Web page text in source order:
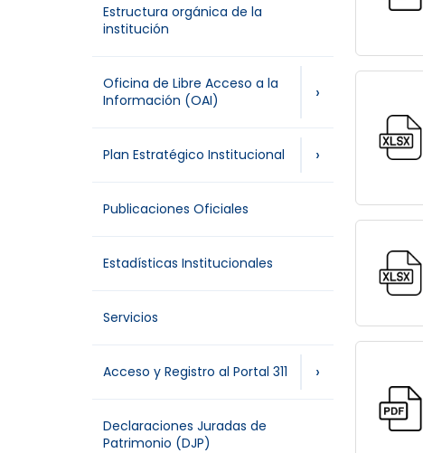
Estructura orgánica de la
institución
Oficina de Libre Acceso a la
Información (OAI)
›
Plan Estratégico Institucional ›
Publicaciones Oficiales
Estadísticas Institucionales
Servicios
Acceso y Registro al Portal 311 ›
Declaraciones Juradas de
Patrimonio (DJP)